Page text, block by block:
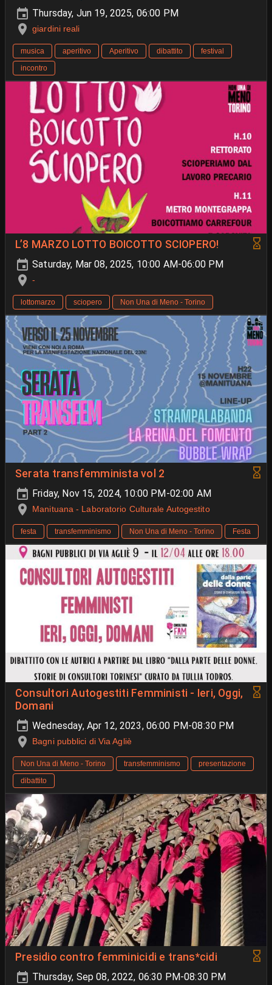
Thursday, Jun 19, 2025, 06:00 PM
giardini reali
musica aperitivo Aperitivo dibattito
festival
incontro
L’8 MARZO LOTTO BOICOTTO SCIOPERO!
Saturday, Mar 08, 2025, 10:00 AM-06:00 PM
-
lottomarzo sciopero Non Una di Meno - Torino
Serata transfemminista vol 2
Friday, Nov 15, 2024, 10:00 PM-02:00 AM
Manituana - Laboratorio Culturale Autogestito
festa transfemminismo Non Una di Meno - Torino Festa
Consultori Autogestiti Femministi - Ieri, Oggi,
Domani
Wednesday, Apr 12, 2023, 06:00 PM-08:30 PM
Bagni pubblici di Via Agliè
Non Una di Meno - Torino transfemminismo
presentazione
dibattito
Presidio contro femminicidi e trans*cidi
Thursday, Sep 08, 2022, 06:30 PM-08:30 PM